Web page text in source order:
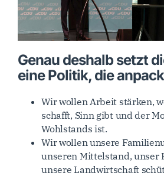
Genau deshalb setzt
eine Politik, die
Wir wollen Arbeit stärken,
schafft, Sinn gibt und der
Wohlstands ist.
Wir wollen unsere
unseren Mittelstand, unser
unsere Landwirtschaft